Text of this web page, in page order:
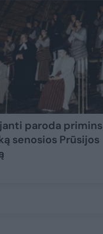
paroda primins
senosios Prūsijos